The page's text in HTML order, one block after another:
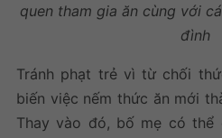
quen tham gia ăn cùng với
đình
Tránh phạt trẻ vì từ chối
biến việc nếm thức ăn mới
Thay vào đó, bố mẹ có thể